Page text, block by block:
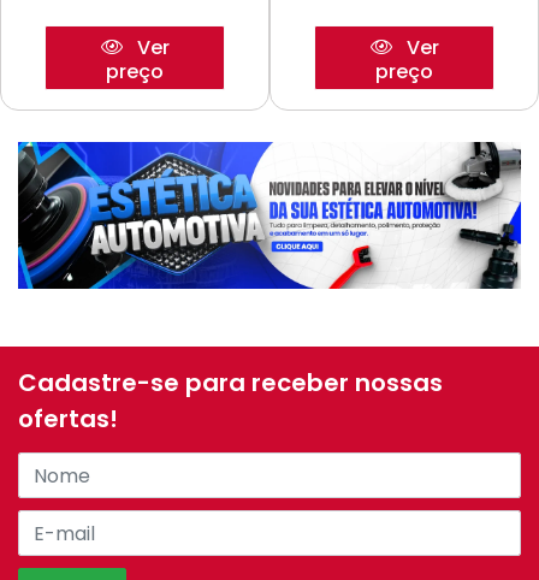
Ver
preço
Ver
preço
Cadastre-se para receber nossas
ofertas!